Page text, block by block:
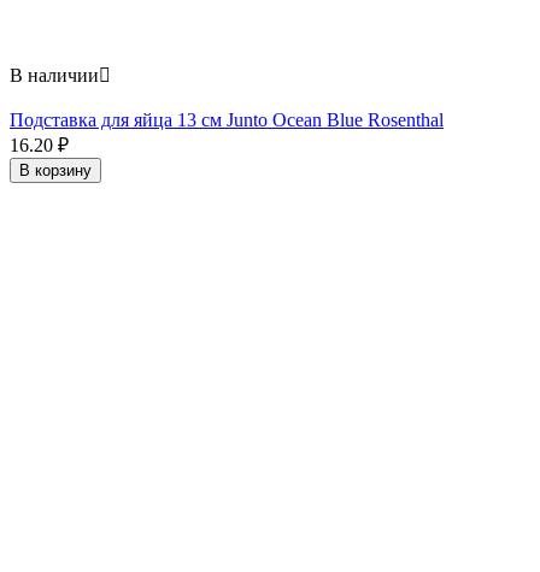
В наличии
Подставка для яйца 13 см Junto Ocean Blue Rosenthal
16.20 ₽
В корзину